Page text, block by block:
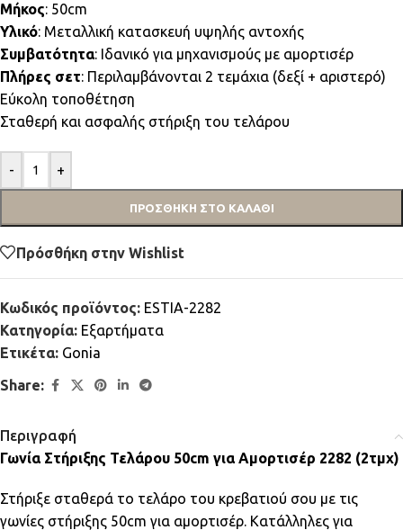
Μήκος: 50cm
Υλικό: Μεταλλική κατασκευή υψηλής αντοχής
Συμβατότητα: Ιδανικό για μηχανισμούς με αμορτισέρ
Πλήρες σετ: Περιλαμβάνονται 2 τεμάχια (δεξί + αριστερό)
Εύκολη τοποθέτηση
Σταθερή και ασφαλής στήριξη του τελάρου
- +
ΠΡΟΣΘΉΚΗ ΣΤΟ ΚΑΛΆΘΙ
Πρόσθήκη στην Wishlist
Κωδικός προϊόντος: ESTIA-2282
Κατηγορία: Εξαρτήματα
Ετικέτα: Gonia
Share:
Περιγραφή
Γωνία Στήριξης Τελάρου 50cm για Αμορτισέρ 2282 (2τμχ)
Στήριξε σταθερά το τελάρο του κρεβατιού σου με τις
γωνίες στήριξης 50cm για αμορτισέρ. Κατάλληλες για